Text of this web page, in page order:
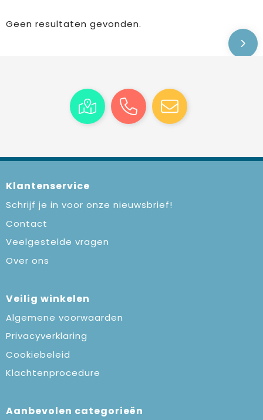
Geen resultaten gevonden.
Klantenservice
Schrijf je in voor onze nieuwsbrief!
Contact
Veelgestelde vragen
Over ons
Veilig winkelen
Algemene voorwaarden
Privacyverklaring
Cookiebeleid
Klachtenprocedure
Aanbevolen categorieën